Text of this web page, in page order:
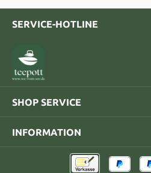
SERVICE-HOTLINE
SHOP SERVICE
INFORMATION